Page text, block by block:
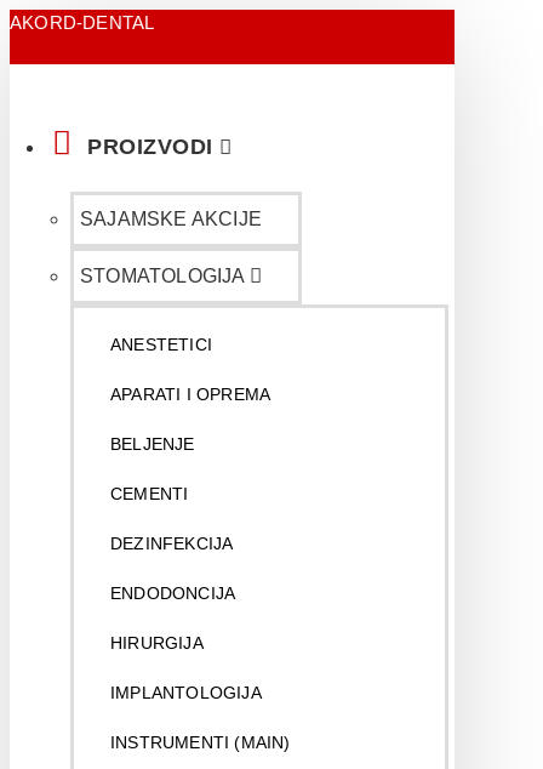
AKORD-DENTAL
PROIZVODI
SAJAMSKE AKCIJE
STOMATOLOGIJA
ANESTETICI
APARATI I OPREMA
BELJENJE
CEMENTI
DEZINFEKCIJA
ENDODONCIJA
HIRURGIJA
IMPLANTOLOGIJA
INSTRUMENTI (MAIN)